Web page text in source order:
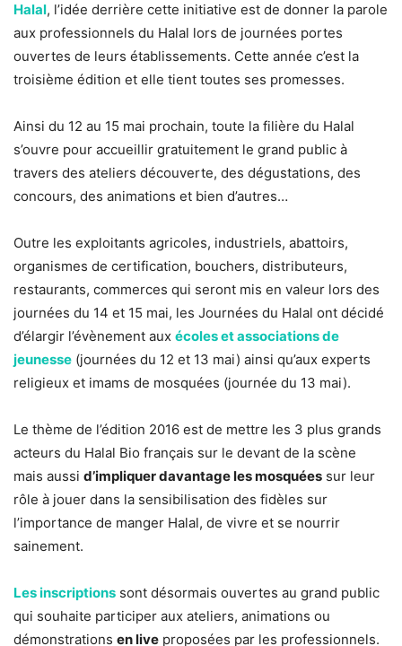
Halal, l’idée derrière cette initiative est de donner la parole
aux professionnels du Halal lors de journées portes
ouvertes de leurs établissements. Cette année c’est la
troisième édition et elle tient toutes ses promesses.
Ainsi du 12 au 15 mai prochain, toute la filière du Halal
s’ouvre pour accueillir gratuitement le grand public à
travers des ateliers découverte, des dégustations, des
concours, des animations et bien d’autres…
Outre les exploitants agricoles, industriels, abattoirs,
organismes de certification, bouchers, distributeurs,
restaurants, commerces qui seront mis en valeur lors des
journées du 14 et 15 mai, les Journées du Halal ont décidé
d’élargir l’évènement aux écoles et associations de
jeunesse (journées du 12 et 13 mai) ainsi qu’aux experts
religieux et imams de mosquées (journée du 13 mai).
Le thème de l’édition 2016 est de mettre les 3 plus grands
acteurs du Halal Bio français sur le devant de la scène
mais aussi d’impliquer davantage les mosquées sur leur
rôle à jouer dans la sensibilisation des fidèles sur
l’importance de manger Halal, de vivre et se nourrir
sainement.
Les inscriptions sont désormais ouvertes au grand public
qui souhaite participer aux ateliers, animations ou
démonstrations en live proposées par les professionnels.